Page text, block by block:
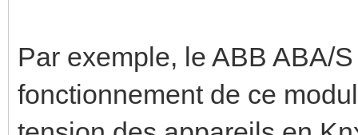
Par exemple, le ABB ABA/
fonctionnement de ce